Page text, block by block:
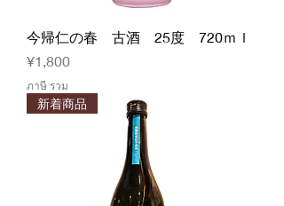
今帰仁の春 古酒 25度 720ｍｌ
ราคา
¥1,800
ภาษี รวม
新着商品